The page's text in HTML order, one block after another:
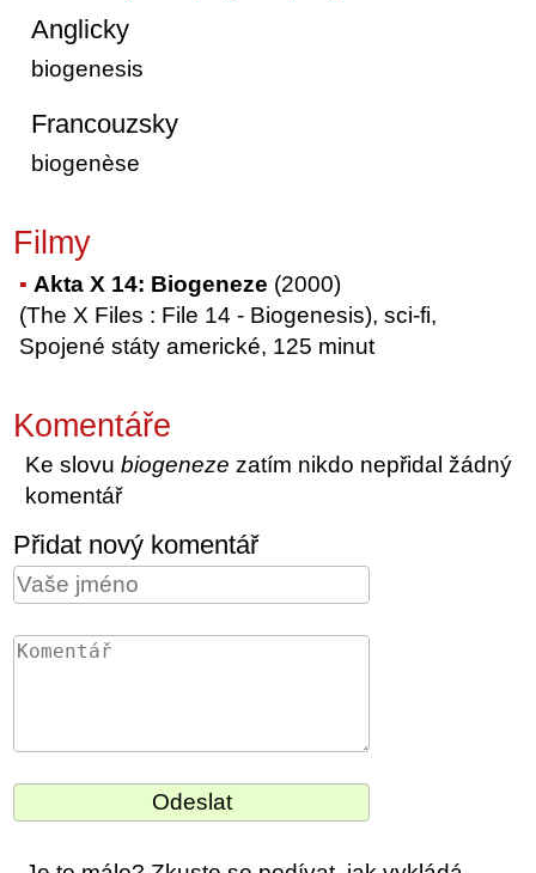
Anglicky
biogenesis
Francouzsky
biogenèse
Filmy
Akta X 14: Biogeneze (2000)
(The X Files : File 14 - Biogenesis), sci-fi,
Spojené státy americké, 125 minut
Komentáře
Ke slovubiogeneze zatím nikdo nepřidal žádný
komentář
Přidat nový komentář